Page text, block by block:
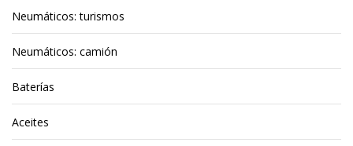
Neumáticos: turismos
Neumáticos: camión
Baterías
Aceites